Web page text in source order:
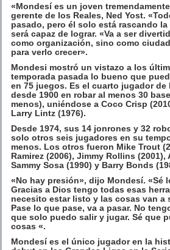
«Mondesí es un joven
gerente de los Reales, Ned Yost.
pasado, pero él solo está rascando
será capaz de lograr. «Va a ser
como organización, sino como
para verlo crecer».
Mondesi mostró un vistazo a los
temporada pasada lo bueno que
en 75 juegos. Es el cuarto jugador de
desde 1900 en robar al menos 30
menos), uniéndose a Coco Crisp
Larry Lintz (1976).
Desde 1974, sus 14 jonrones y 32
solo otros seis jugadores en su
menos. Los otros fueron Mike Trout
Ramirez (2006), Jimmy Rollins (2001),
Sammy Sosa (1990) y Barry Bonds
«No hay presión», dijo Mondesí. «Sé
Gracias a Dios tengo todas esas
necesito estar listo y las cosas van a
Pase lo que pase, va a pasar. No
que solo puedo salir y jugar. Sé que
cosas «.
Mondesí es el único jugador en la